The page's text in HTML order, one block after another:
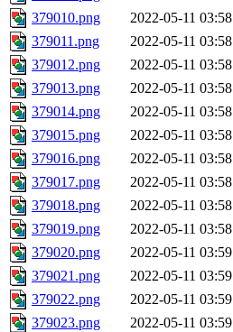
379010.png
2022-05-11 03:58
379011.png
2022-05-11 03:58
379012.png
2022-05-11 03:58
379013.png
2022-05-11 03:58
379014.png
2022-05-11 03:58
379015.png
2022-05-11 03:58
379016.png
2022-05-11 03:58
379017.png
2022-05-11 03:58
379018.png
2022-05-11 03:58
379019.png
2022-05-11 03:58
379020.png
2022-05-11 03:59
379021.png
2022-05-11 03:59
379022.png
2022-05-11 03:59
379023.png
2022-05-11 03:59